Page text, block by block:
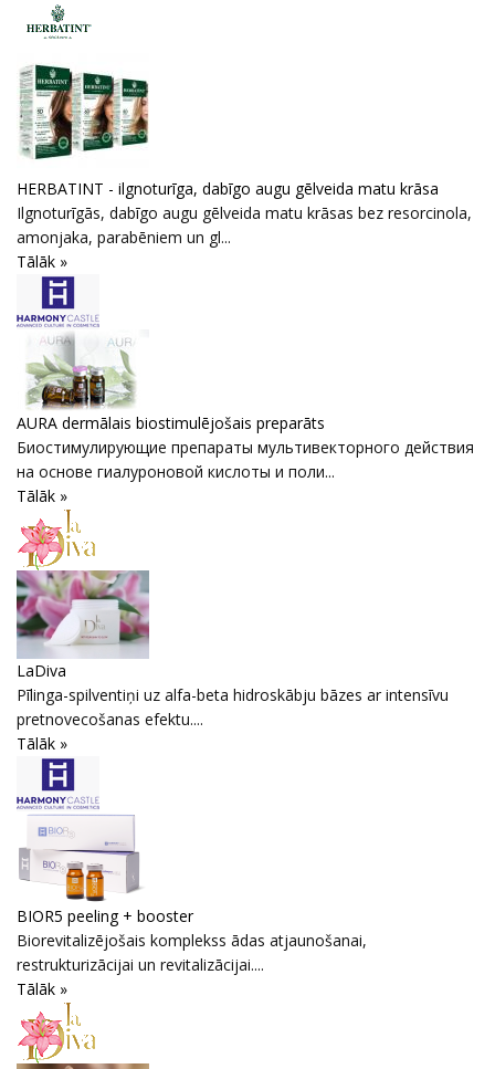
HERBATINT - ilgnoturīga, dabīgo augu gēlveida matu krāsa
Ilgnoturīgās, dabīgo augu gēlveida matu krāsas bez resorcinola,
amonjaka, parabēniem un gl...
Tālāk »
AURA dermālais biostimulējošais preparāts
Биостимулирующие препараты мультивекторного действия
на основе гиалуроновой кислоты и поли...
Tālāk »
LaDiva
Pīlinga-spilventiņi uz alfa-beta hidroskābju bāzes ar intensīvu
pretnovecošanas efektu....
Tālāk »
BIOR5 peeling + booster
Biorevitalizējošais komplekss ādas atjaunošanai,
restrukturizācijai un revitalizācijai....
Tālāk »